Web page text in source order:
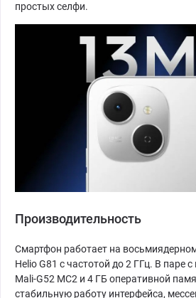
простых селфи.
Производительность
Смартфон работает на
Helio G81 с частотой до 2 ГГц. В паре
Mali-G52 MC2 и 4 ГБ оперативной
стабильную работу интерфейса,